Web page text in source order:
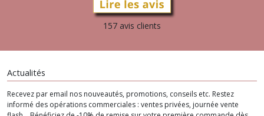
157 avis clients
Actualités
Recevez par email nos nouveautés, promotions, conseils etc. Restez
informé des opérations commerciales : ventes privées, journée vente